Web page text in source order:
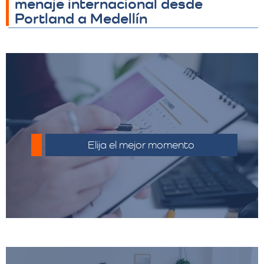
menaje internacional desde
Portland a Medellín
Elija el mejor momento
Planifique su mudanza con anticipación
para evitar costos adicionales por
urgencias.